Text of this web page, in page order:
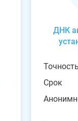
ДНК
Точность
Срок